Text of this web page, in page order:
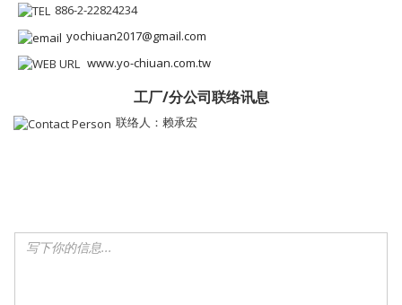
886-2-22824234
yochiuan2017@gmail.com
www.yo-chiuan.com.tw
工厂/分公司联络讯息
联络人：赖承宏